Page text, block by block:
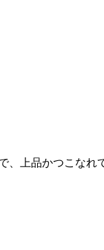
、上品かつこな